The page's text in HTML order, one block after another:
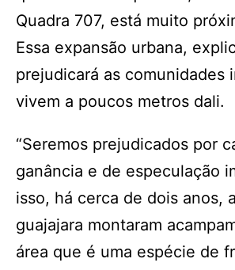
Quadra 707, está muito
Essa expansão urbana,
prejudicará as comunidades
vivem a poucos metros dali.
“Seremos prejudicados por
ganância e de especulação
isso, há cerca de dois anos,
guajajara montaram
área que é uma espécie de